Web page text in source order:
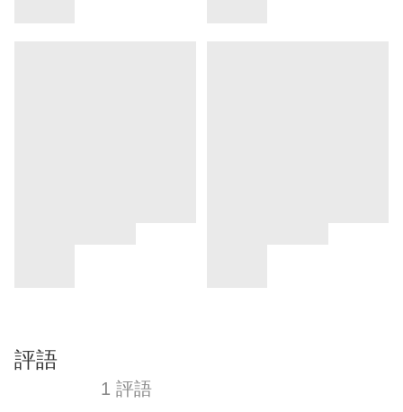
評語
1 評語